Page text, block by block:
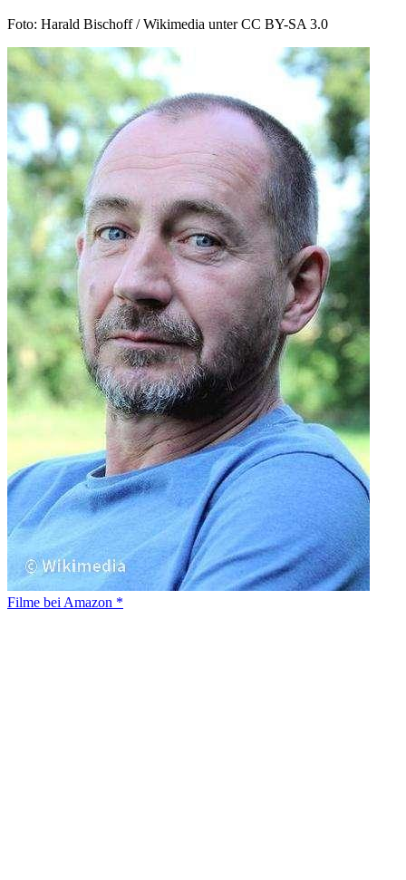
Foto: Harald Bischoff / Wikimedia unter CC BY-SA 3.0
Filme bei Amazon *